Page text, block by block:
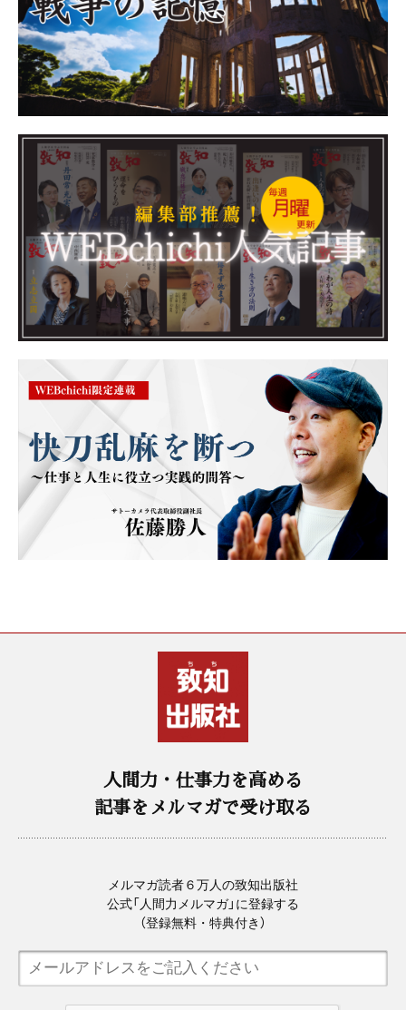
人間力・仕事力を高める
記事をメルマガで受け取る
メルマガ読者６万人の致知出版社
公式「人間力メルマガ」に登録する
（登録無料・特典付き）